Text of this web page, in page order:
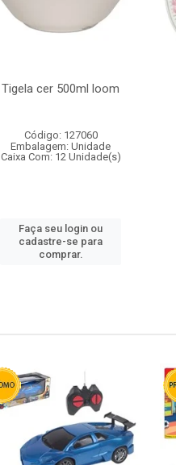
Tigela cer 500ml loom
Código: 127060
Embalagem: Unidade
Caixa Com: 12 Unidade(s)
Faça seu login ou
cadastre-se para
comprar.